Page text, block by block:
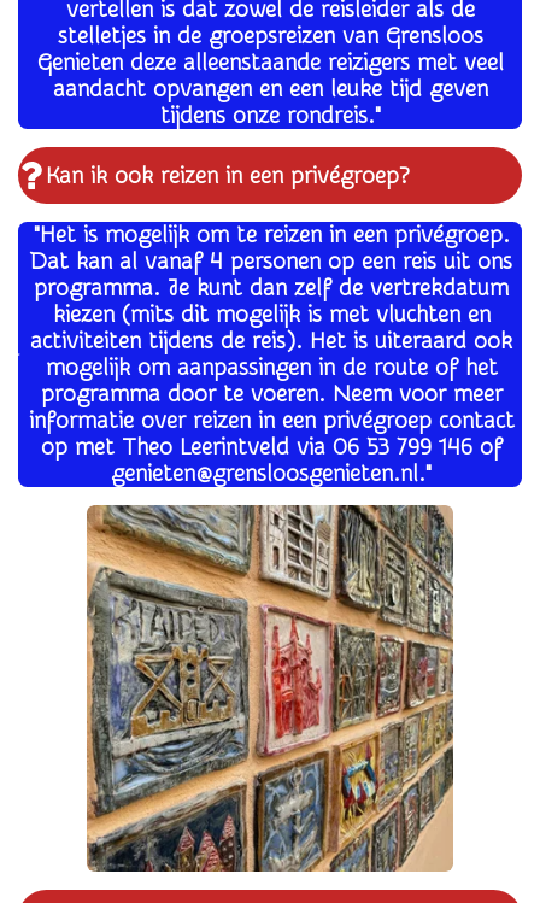
vertellen is dat zowel de reisleider als de
stelletjes in de groepsreizen van Grensloos
Genieten deze alleenstaande reizigers met veel
aandacht opvangen en een leuke tijd geven
tijdens onze rondreis."
Kan ik ook reizen in een privégroep?
"Het is mogelijk om te reizen in een privégroep.
Dat kan al vanaf 4 personen op een reis uit ons
programma. Je kunt dan zelf de vertrekdatum
kiezen (mits dit mogelijk is met vluchten en
activiteiten tijdens de reis). Het is uiteraard ook
mogelijk om aanpassingen in de route of het
programma door te voeren. Neem voor meer
informatie over reizen in een privégroep contact
op met Theo Leerintveld via 06 53 799 146 of
genieten@grensloosgenieten.nl."